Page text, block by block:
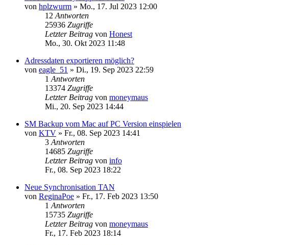
von hplzwurm » Mo., 17. Jul 2023 12:00
12 Antworten
25936 Zugriffe
Letzter Beitrag von Honest
Mo., 30. Okt 2023 11:48
Adressdaten exportieren möglich?
von eagle_51 » Di., 19. Sep 2023 22:59
1 Antworten
13374 Zugriffe
Letzter Beitrag von moneymaus
Mi., 20. Sep 2023 14:44
SM Backup vom Mac auf PC Version einspielen
von KTV » Fr., 08. Sep 2023 14:41
3 Antworten
14685 Zugriffe
Letzter Beitrag von info
Fr., 08. Sep 2023 18:22
Neue Synchronisation TAN
von ReginaPoe » Fr., 17. Feb 2023 13:50
1 Antworten
15735 Zugriffe
Letzter Beitrag von moneymaus
Fr., 17. Feb 2023 18:14